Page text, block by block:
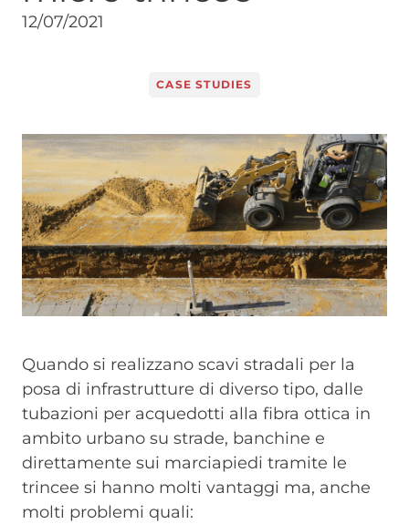
12/07/2021
CASE STUDIES
Image
Quando si realizzano scavi stradali per la
posa di infrastrutture di diverso tipo, dalle
tubazioni per acquedotti alla fibra ottica in
ambito urbano su strade, banchine e
direttamente sui marciapiedi tramite le
trincee si hanno molti vantaggi ma, anche
molti problemi quali: